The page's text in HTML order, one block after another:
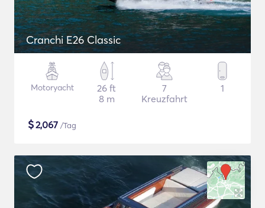
Cranchi E26 Classic
Motoryacht
26 ft
8 m
7
Kreuzfahrt
1
$2,067 /Tag